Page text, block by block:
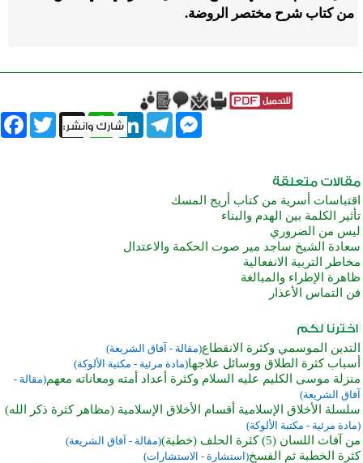
من كتاب شرح مختصر الروضة.
Twitter X
WhatsAppLinkedInTelegram
Messenger
اقتباسات أسرية من كتاب أريج المسك
تأثير الكلمة بين الهدم والبناء
ليس من الضروري
سعادة الشيخ ساجد مير صوت الحكمة والاعتدال
مخاطر التربية الانفعالية
ظاهرة الإطراء والمبالغة
فن التماس الأعذار
التدين الموسمي وكثرة الانقطاع(مقالة - آفاق الشريعة)
أسباب كثرة الطلاق ووسائل علاجها(مادة مرئية - مكتبة الألوكة)
منزلة موسى الكليم عليه السلام وكثرة أعداد أمته ومعاناته معهم(مقالة -
آفاق الشريعة)
سلسلة الأخلاق الإسلامية أقسام الأخلاق الإسلامية (مظاهر كثرة ذكر الله)
(مادة مرئية - مكتبة الألوكة)
من آفات اللسان (5) كثرة الحلف (خطبة) (مقالة - آفاق الشريعة)
كثرة الخطبة ثم الفسخ(استشارة - الاستشارات)